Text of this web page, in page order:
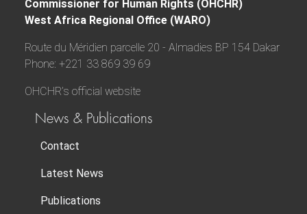
Commissioner for Human Rights (OHCHR)
West Africa Regional Office (WARO)
Route du Méridien parcelle 20 - Almadies BP 154 Dakar
Phone: +221 33 869 39 69
OHCHR’s official website
News & Publications
Contact
Latest News
Publications